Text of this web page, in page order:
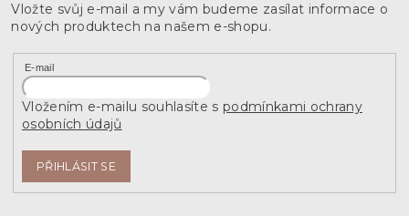
Vložte svůj e-mail a my vám budeme zasílat informace o
nových produktech na našem e-shopu.
E-mail
Vložením e-mailu souhlasíte s podmínkami ochrany
osobních údajů
PŘIHLÁSIT SE